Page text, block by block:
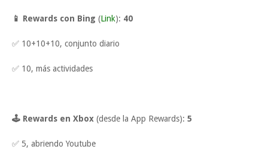
📱 Rewards con Bing (Link): 40
✅ 10+10+10, conjunto diario
✅ 10, más actividades
🕹 Rewards en Xbox (desde la App Rewards): 5
✅ 5, abriendo Youtube